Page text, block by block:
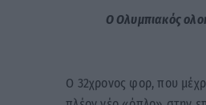
Ο Ολυμπιακός
Ο 32χρονος φορ, που